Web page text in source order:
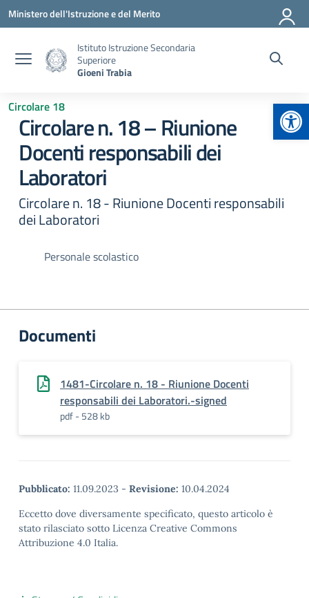
Vai ai contenuti
Vai al menu di navigazione
Vai al footer
Ministero dell'Istruzione e del Merito
Istituto Istruzione Secondaria
Superiore
Gioeni Trabia
Circolare 18
Circolare n. 18 – Riunione
Docenti responsabili dei
Laboratori
Circolare n. 18 - Riunione Docenti responsabili
dei Laboratori
Personale scolastico
Documenti
1481-Circolare n. 18 - Riunione Docenti
responsabili dei Laboratori.-signed
pdf - 528 kb
Pubblicato: 11.09.2023 - Revisione: 10.04.2024
Eccetto dove diversamente specificato, questo articolo è
stato rilasciato sotto Licenza Creative Commons
Attribuzione 4.0 Italia.